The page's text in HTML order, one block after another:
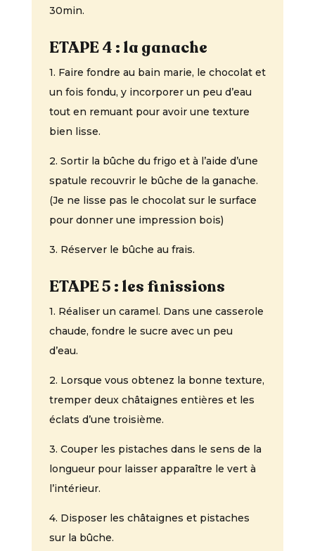
30min.
ETAPE 4 : la ganache
1. Faire fondre au bain marie, le chocolat et
un fois fondu, y incorporer un peu d’eau
tout en remuant pour avoir une texture
bien lisse.
2. Sortir la bûche du frigo et à l’aide d’une
spatule recouvrir le bûche de la ganache.
(Je ne lisse pas le chocolat sur le surface
pour donner une impression bois)
3. Réserver le bûche au frais.
ETAPE 5 : les finissions
1. Réaliser un caramel. Dans une casserole
chaude, fondre le sucre avec un peu
d’eau.
2. Lorsque vous obtenez la bonne texture,
tremper deux châtaignes entières et les
éclats d’une troisième.
3. Couper les pistaches dans le sens de la
longueur pour laisser apparaître le vert à
l’intérieur.
4. Disposer les châtaignes et pistaches
sur la bûche.